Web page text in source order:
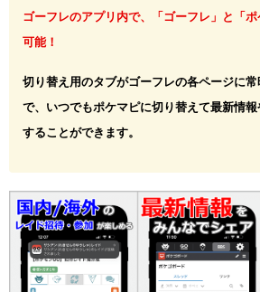
ゴーフレのアプリ内で、「ゴーフレ」と「
可能！
切り替え用のタブがゴーフレの各ページに
で、いつでもポケマピに切り替えて最新情
することができます。